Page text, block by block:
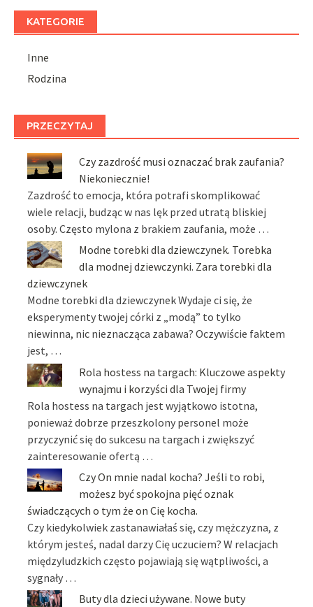
KATEGORIE
Inne
Rodzina
PRZECZYTAJ
Czy zazdrość musi oznaczać brak zaufania?
Niekoniecznie!
Zazdrość to emocja, która potrafi skomplikować
wiele relacji, budząc w nas lęk przed utratą bliskiej
osoby. Często mylona z brakiem zaufania, może …
Modne torebki dla dziewczynek. Torebka
dla modnej dziewczynki. Zara torebki dla
dziewczynek
Modne torebki dla dziewczynek Wydaje ci się, że
eksperymenty twojej córki z „modą” to tylko
niewinna, nic nieznacząca zabawa? Oczywiście faktem
jest, …
Rola hostess na targach: Kluczowe aspekty
wynajmu i korzyści dla Twojej firmy
Rola hostess na targach jest wyjątkowo istotna,
ponieważ dobrze przeszkolony personel może
przyczynić się do sukcesu na targach i zwiększyć
zainteresowanie ofertą …
Czy On mnie nadal kocha? Jeśli to robi,
możesz być spokojna pięć oznak
świadczących o tym że on Cię kocha.
Czy kiedykolwiek zastanawiałaś się, czy mężczyzna, z
którym jesteś, nadal darzy Cię uczuciem? W relacjach
międzyludzkich często pojawiają się wątpliwości, a
sygnały …
Buty dla dzieci używane. Nowe buty